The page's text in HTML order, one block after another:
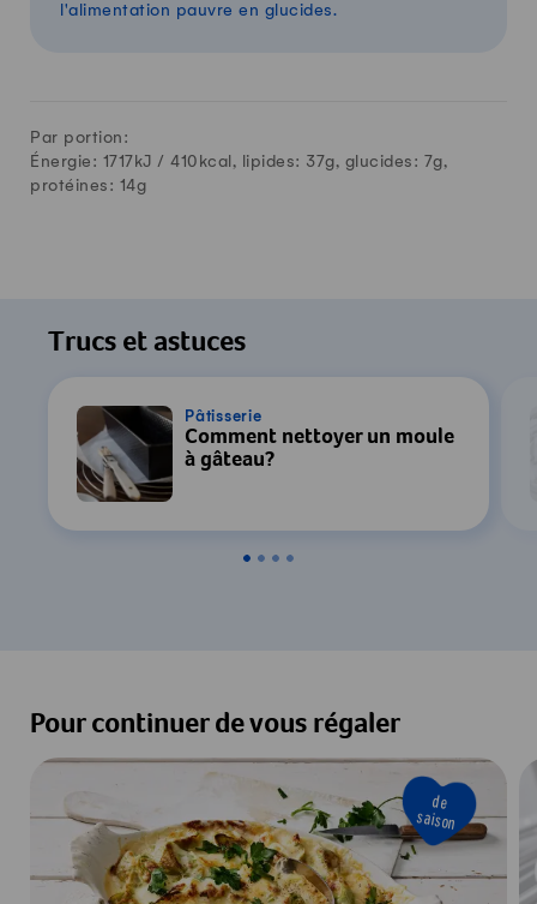
l'alimentation pauvre en glucides.
Par portion:
Énergie: 1717kJ / 410 kcal, lipides: 37g, glucides: 7g,
protéines: 14g
Trucs et astuces
Pâtisserie
Comment nettoyer un moule
à gâteau?
Pour continuer de vous régaler
de
saison